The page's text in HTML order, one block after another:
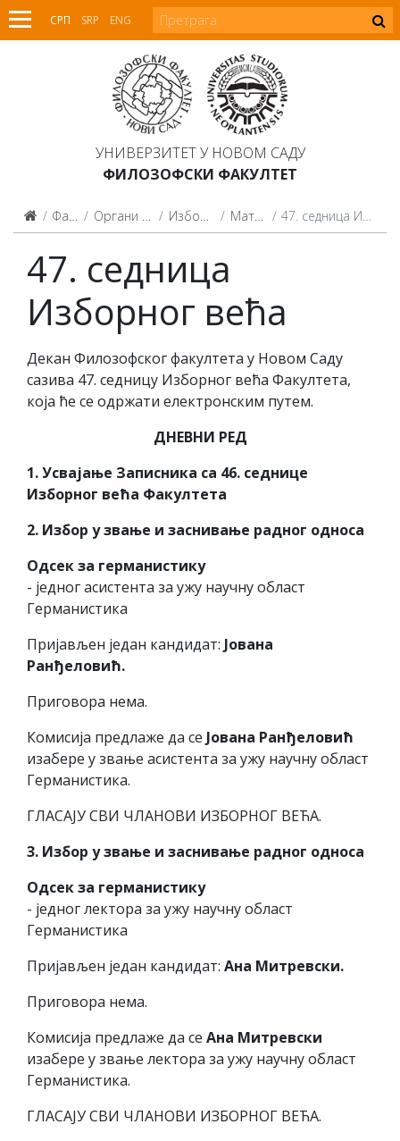
СРП SRP ENG
УНИВЕРЗИТЕТ У НОВОМ САДУ
ФИЛОЗОФСКИ ФАКУЛТЕТ
Факултет Органи Факултета Изборно веће Материјали 47. седница Изборног већа
47. седница
Изборног већа
Декан Филозофског факултета у Новом Саду
сазива 47. седницу Изборног већа Факултета,
која ће се одржати електронским путем.
ДНЕВНИ РЕД
1. Усвајање Записника са 46. седнице
Изборног већа Факултета
2. Избор у звање и заснивање радног односа
Одсек за германистику
- једног асистента за ужу научну област
Германистика
Пријављен један кандидат: Јована
Ранђеловић.
Приговора нема.
Комисија предлаже да се Јована Ранђеловић
изабере у звање асистента за ужу научну област
Германистика.
ГЛАСАЈУ СВИ ЧЛАНОВИ ИЗБОРНОГ ВЕЋА.
3. Избор у звање и заснивање радног односа
Одсек за германистику
- једног лектора за ужу научну област
Германистика
Пријављен један кандидат: Ана Митревски.
Приговора нема.
Комисија предлаже да се Ана Митревски
изабере у звање лектора за ужу научну област
Германистика.
ГЛАСАЈУ СВИ ЧЛАНОВИ ИЗБОРНОГ ВЕЋА.